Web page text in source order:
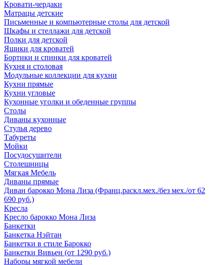
Кровати-чердаки
Матрацы детские
Письменные и компьютерные столы для детской
Шкафы и стеллажи для детской
Полки для детской
Ящики для кроватей
Бортики и спинки для кроватей
Кухня и столовая
Модульные коллекции для кухни
Кухни прямые
Кухни угловые
Кухонные уголки и обеденные группы
Столы
Диваны кухонные
Стулья дерево
Табуреты
Мойки
Посудосушители
Столешницы
Мягкая Мебель
Диваны прямые
Диван барокко Мона Лиза (Франц.раскл.мех./без мех./от 62
690 руб.)
Кресла
Кресло барокко Мона Лиза
Банкетки
Банкетка Нэйтан
Банкетки в стиле Барокко
Банкетки Вивьен (от 1290 руб.)
Наборы мягкой мебели